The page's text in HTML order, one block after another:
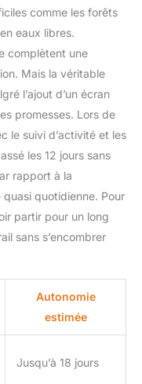
comme les forêts
eaux libres.
complètent une
Mais la véritable
l’ajout d’un écran
promesses. Lors de
le suivi d’activité et les
les 12 jours sans
rapport à la
quotidienne. Pour
partir pour un long
sans s’encombrer
Autonomie
estimée
Jusqu’à 18 jours